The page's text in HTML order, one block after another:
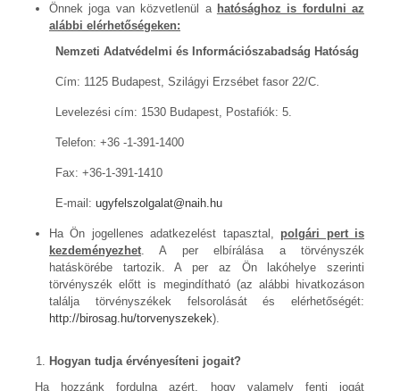
Önnek joga van közvetlenül a hatósághoz is fordulni az
alábbi elérhetőségeken:
Nemzeti Adatvédelmi és Információszabadság Hatóság
Cím: 1125 Budapest, Szilágyi Erzsébet fasor 22/C.
Levelezési cím: 1530 Budapest, Postafiók: 5.
Telefon: +36 -1-391-1400
Fax: +36-1-391-1410
E-mail:ugyfelszolgalat@naih.hu
Ha Ön jogellenes adatkezelést tapasztal, polgári pert is
kezdeményezhet. A per elbírálása a törvényszék
hatáskörébe tartozik. A per az Ön lakóhelye szerinti
törvényszék előtt is megindítható (az alábbi hivatkozáson
találja törvényszékek felsorolását és elérhetőségét:
http://birosag.hu/torvenyszekek).
Hogyan tudja érvényesíteni jogait?
Ha hozzánk fordulna azért, hogy valamely fenti jogát